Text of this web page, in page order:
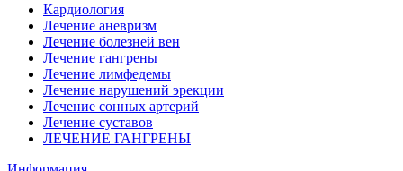
Кардиология
Лечение аневризм
Лечение болезней вен
Лечение гангрены
Лечение лимфедемы
Лечение нарушений эрекции
Лечение сонных артерий
Лечение суставов
ЛЕЧЕНИЕ ГАНГРЕНЫ